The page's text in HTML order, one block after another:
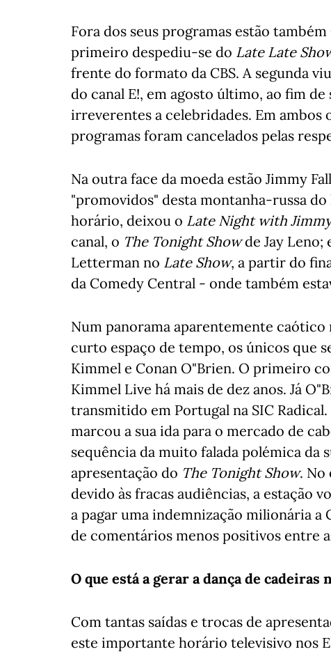
Fora dos seus programas estão
primeiro despediu-se do Late Late
frente do formato da CBS. A segunda
do canal E!, em agosto último, ao fim
irreverentes a celebridades. Em ambos
programas foram cancelados pelas
Na outra face da moeda estão Jimmy
"promovidos" desta montanha-russa
horário, deixou o Late Night with
canal, o The Tonight Showde Jay Leno;
Letterman no Late Show, a partir do
da Comedy Central - onde também
Num panorama aparentemente
curto espaço de tempo, os únicos que
Kimmel e Conan O"Brien. O primeiro
Kimmel Live há mais de dez anos. Já
transmitido em Portugal na SIC
marcou a sua ida para o mercado de
sequência da muito falada polémica da
apresentação do The Tonight Show. No
devido às fracas audiências, a estação
a pagar uma indemnização milionária a
de comentários menos positivos entre
O que está a gerar a dança de
Com tantas saídas e trocas de
este importante horário televisivo nos